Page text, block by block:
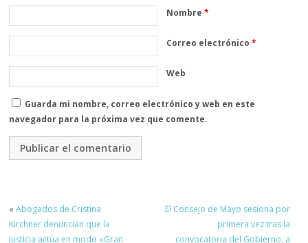
Nombre*
Correo electrónico*
Web
Guarda mi nombre, correo electrónico y web en este
navegador para la próxima vez que comente.
«Abogados de Cristina
Kirchner denuncian que la
Justicia actúa en modo «Gran
El Consejo de Mayo sesiona por
primera vez tras la
convocatoria del Gobierno, a